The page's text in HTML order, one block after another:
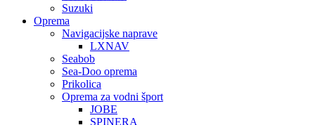
Suzuki
Oprema
Navigacijske naprave
LXNAV
Seabob
Sea-Doo oprema
Prikolica
Oprema za vodni šport
JOBE
SPINERA